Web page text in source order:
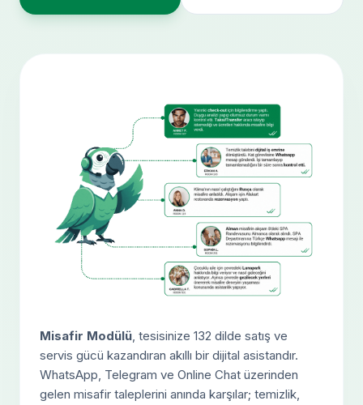
Misafir Modülü, tesisinize 132 dilde satış ve
servis gücü kazandıran akıllı bir dijital asistandır.
WhatsApp, Telegram ve Online Chat üzerinden
gelen misafir taleplerini anında karşılar; temizlik,